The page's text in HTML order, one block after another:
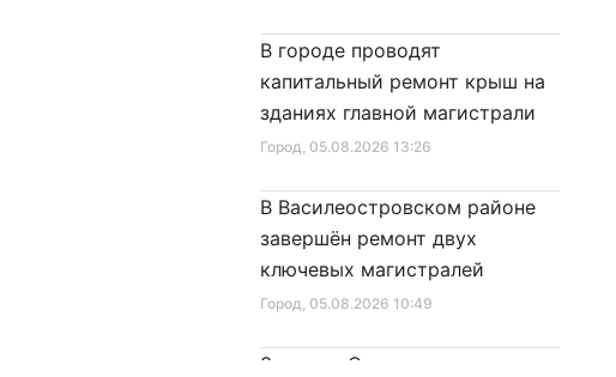
Город, 05.08.2026 13:26
В городе проводят
капитальный ремонт крыш на
зданиях главной магистрали
Город, 05.08.2026 10:49
В Василеостровском районе
завершён ремонт двух
ключевых магистралей
Знаком «Строителю